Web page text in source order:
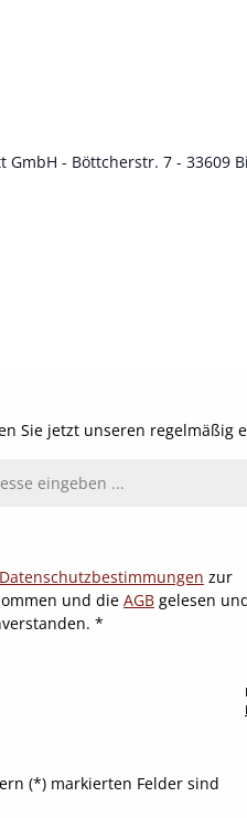
GmbH - Böttcherstr. 7 - 33609
Sie jetzt unseren regelmäßig
Datenschutzbestimmungen zur
und die AGBgelesen
*
(*) markierten Felder sind